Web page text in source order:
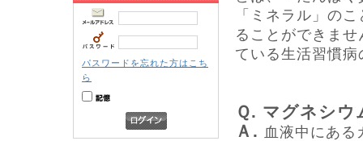
「ミネラル」の
ることができま
ている生活習慣
Ｑ. マグネシ
Ａ. 血液中にある
パスワードを忘れた方はこち
ら